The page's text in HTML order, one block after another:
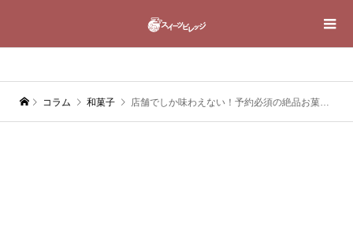
コラム 和菓子 店舗でしか味わえない！予約必須の絶品お菓子が楽しめる「空也」